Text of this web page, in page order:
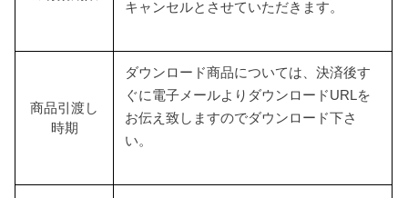
キャンセルとさせていただきます。
商品引渡し
時期
ダウンロード商品については、決済後す
ぐに電子メールよりダウンロードURLを
お伝え致しますのでダウンロード下さ
い。